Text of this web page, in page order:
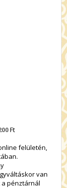
Ft
felületén,
van
pénztárnál